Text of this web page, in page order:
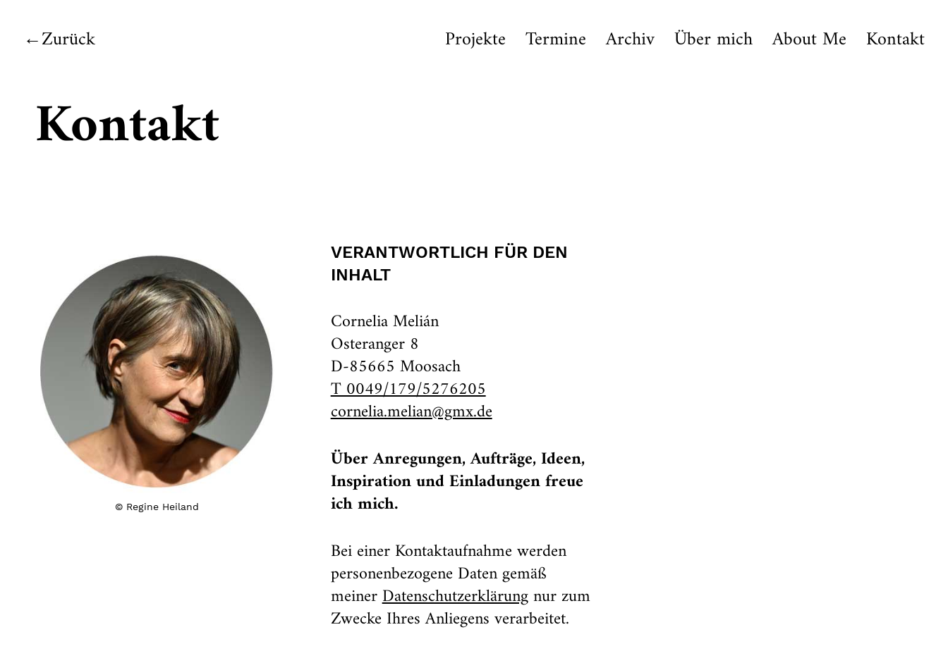
Zurück Projekte Termine Archiv Über mich About Me Kontakt
Kontakt
© Regine Heiland
VERANTWORTLICH FÜR DEN
INHALT
Cornelia Melián
Osteranger 8
D-85665 Moosach
T 0049/179/5276205
cornelia.melian@gmx.de
Über Anregungen, Aufträge, Ideen,
Inspiration und Einladungen freue
ich mich.
Bei einer Kontaktaufnahme werden
personenbezogene Daten gemäß
meinerDatenschutzerklärungnur zum
Zwecke Ihres Anliegens verarbeitet.